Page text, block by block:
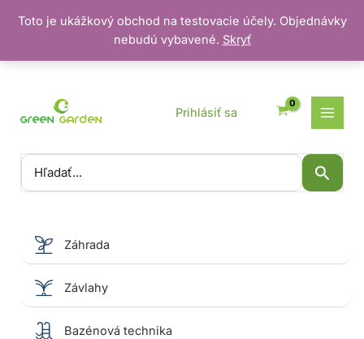
Toto je ukážkový obchod na testovacie účely. Objednávky
nebudú vybavené. Skryť
Vyhľadať:
Prihlásiť sa
Záhrada
Závlahy
Bazénová technika